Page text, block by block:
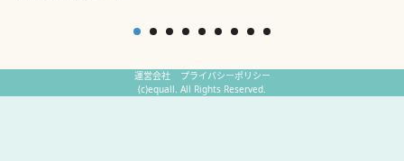
運営会社
プライバシーポリシー
(c)equall. All Rights Reserved.